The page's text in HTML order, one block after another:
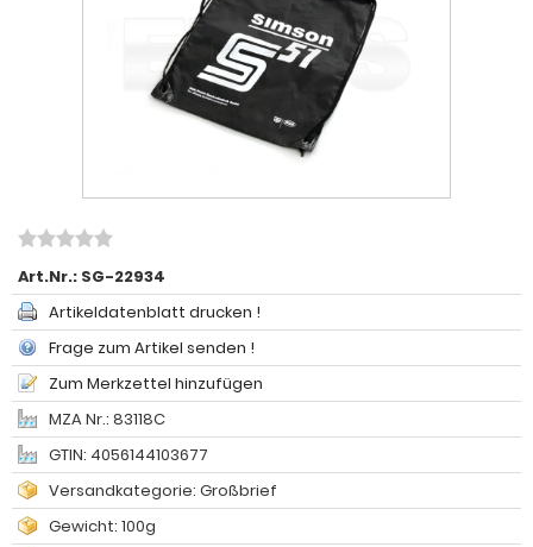
Art.Nr.: SG-22934
Artikeldatenblatt drucken !
Frage zum Artikel senden !
Zum Merkzettel hinzufügen
MZA Nr.: 83118C
GTIN: 4056144103677
Versandkategorie: Großbrief
Gewicht: 100g